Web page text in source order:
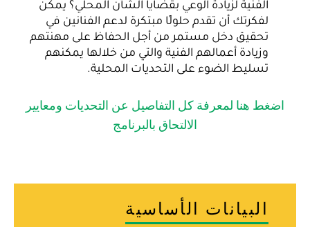
الفنية لزيادة الوعي بقضايا الشأن المحلي؟ يمكن
لفكرتك أن تقدم حلولًا مبتكرة لدعم الفنانين في
تحقيق دخل مستمر من أجل الحفاظ على مهنتهم
وزيادة أعمالهم الفنية والتي من خلالها يمكنهم
تسليط الضوء على التحديات المحلية.
اضغط هنا لمعرفة كل التفاصيل عن التحديات ومعايير
الالتحاق بالبرنامج
البيانات الأساسية